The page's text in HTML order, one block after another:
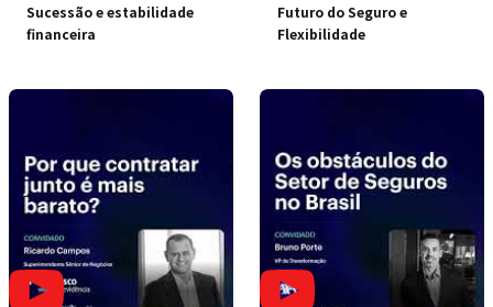
Sucessão e estabilidade
financeira
Futuro do Seguro e
Flexibilidade